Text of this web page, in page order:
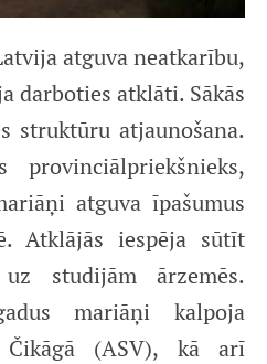
atguva neatkarību,
darboties atklāti. Sākās
struktūru atjaunošana.
atguva īpašumus
Atklājās iespēja sūtīt
studijām ārzemēs.
mariāņi kalpoja
(ASV), kā arī